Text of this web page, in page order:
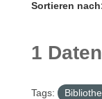
Sortieren nach
1
Tags: